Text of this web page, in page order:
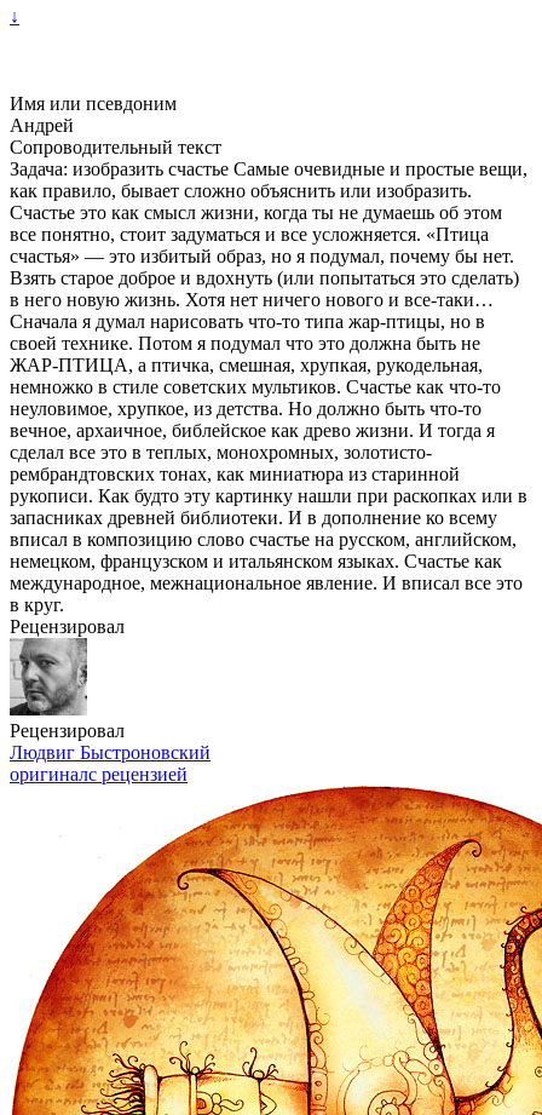
↓
Имя или псевдоним
Андрей
Сопроводительный текст
Задача: изобразить счастье Самые очевидные и простые вещи,
как правило, бывает сложно объяснить или изобразить.
Счастье это как смысл жизни, когда ты не думаешь об этом
все понятно, стоит задуматься и все усложняется. «Птица
счастья» — это избитый образ, но я подумал, почему бы нет.
Взять старое доброе и вдохнуть (или попытаться это сделать)
в него новую жизнь. Хотя нет ничего нового и все-таки…
Сначала я думал нарисовать что-то типа жар-птицы, но в
своей технике. Потом я подумал что это должна быть не
ЖАР-ПТИЦА, а птичка, смешная, хрупкая, рукодельная,
немножко в стиле советских мультиков. Счастье как что-то
неуловимое, хрупкое, из детства. Но должно быть что-то
вечное, архаичное, библейское как древо жизни. И тогда я
сделал все это в теплых, монохромных, золотисто-
рембрандтовских тонах, как миниатюра из старинной
рукописи. Как будто эту картинку нашли при раскопках или в
запасниках древней библиотеки. И в дополнение ко всему
вписал в композицию слово счастье на русском, английском,
немецком, французском и итальянском языках. Счастье как
международное, межнациональное явление. И вписал все это
в круг.
Рецензировал
Рецензировал
Людвиг Быстроновский
оригиналс рецензией